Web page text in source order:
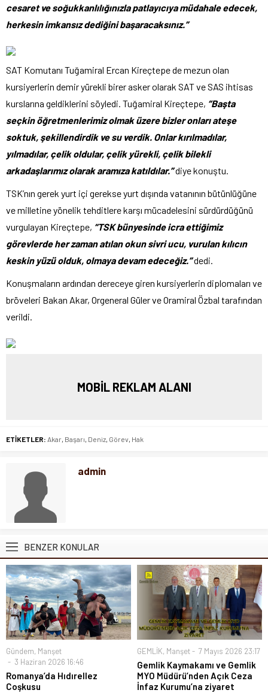
cesaret ve soğukkanlılığınızla patlayıcıya müdahale edecek,
herkesin imkansız dediğini başaracaksınız.”
SAT Komutanı Tuğamiral Ercan Kireçtepe de mezun olan
kursiyerlerin demir yürekli birer asker olarak SAT ve SAS ihtisas
kurslarına geldiklerini söyledi. Tuğamiral Kireçtepe, “Başta
seçkin öğretmenlerimiz olmak üzere bizler onları ateşe
soktuk, şekillendirdik ve su verdik. Onlar kırılmadılar,
yılmadılar, çelik oldular, çelik yürekli, çelik bilekli
arkadaşlarımız olarak aramıza katıldılar.”diye konuştu.
TSK’nın gerek yurt içi gerekse yurt dışında vatanının bütünlüğüne
ve milletine yönelik tehditlere karşı mücadelesini sürdürdüğünü
vurgulayan Kireçtepe, “TSK bünyesinde icra ettiğimiz
görevlerde her zaman atılan okun sivri ucu, vurulan kılıcın
keskin yüzü olduk, olmaya devam edeceğiz.”dedi.
Konuşmaların ardından dereceye giren kursiyerlerin diplomaları ve
bröveleri Bakan Akar, Orgeneral Güler ve Oramiral Özbal tarafından
verildi.
MOBİL REKLAM ALANI
ETİKETLER: Akar Başarı Deniz Görev Hak
admin
BENZER KONULAR
Gündem, Manşet
3 Haziran 2026 16:46
Romanya’da Hıdırellez
Coşkusu
GEMLİK, Manşet 7 Mayıs 2026 23:17
Gemlik Kaymakamı ve Gemlik
MYO Müdürü’nden Açık Ceza
İnfaz Kurumu’na ziyaret